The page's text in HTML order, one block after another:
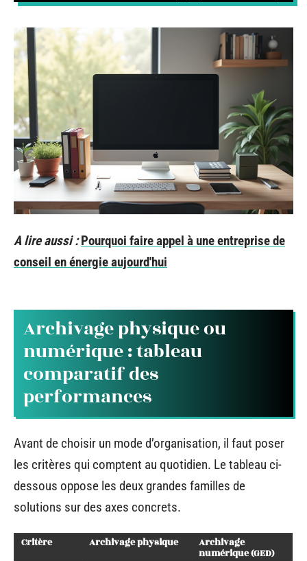
A lire aussi : Pourquoi faire appel à une entreprise de
conseil en énergie aujourd'hui
Archivage physique ou
numérique : tableau
comparatif des
performances
Avant de choisir un mode d’organisation, il faut poser
les critères qui comptent au quotidien. Le tableau ci-
dessous oppose les deux grandes familles de
solutions sur des axes concrets.
Critère Archivage physique
Archivage
numérique (GED)